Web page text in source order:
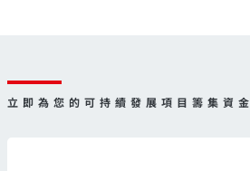
立即為您的可持續發展項目籌集資金